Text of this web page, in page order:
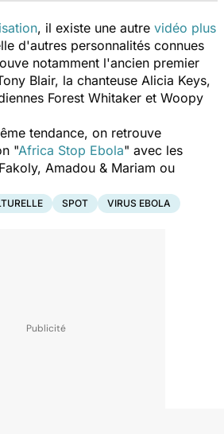
, il existe une autre vidéo plus
d'autres personnalités connues
notamment l'ancien premier
Blair, la chanteuse Alicia Keys,
Forest Whitaker et Woopy
tendance, on retrouve
"Africa Stop Ebola" avec les
Amadou & Mariam ou
SPOT VIRUS EBOLA